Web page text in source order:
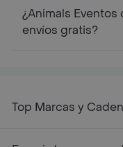
¿Animals
envíos gratis?
Top Marcas y